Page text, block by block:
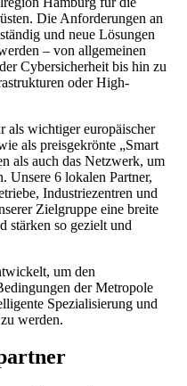
Die Anforderungen an
und neue Lösungen
– von allgemeinen
Cybersicherheit bis hin zu
oder High-
als wichtiger europäischer
als preisgekrönte „Smart
als auch das Netzwerk, um
Unsere 6 lokalen Partner,
Industriezentren und
Zielgruppe eine breite
stärken so gezielt und
um den
der Metropole
Spezialisierung und
werden.